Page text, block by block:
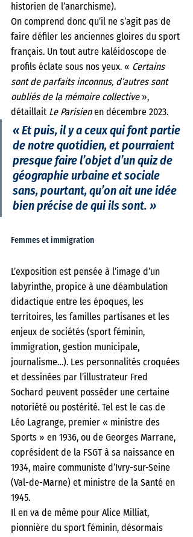
historien de l’anarchisme).
On comprend donc qu’il ne s’agit pas de
faire défiler les anciennes gloires du sport
français. Un tout autre kaléidoscope de
profils éclate sous nos yeux. « Certains
sont de parfaits inconnus, d’autres sont
oubliés de la mémoire collective »,
détaillait Le Parisien en décembre 2023.
« Et puis, il y a ceux qui font partie
de notre quotidien, et pourraient
presque faire l’objet d’un quiz de
géographie urbaine et sociale
sans, pourtant, qu’on ait une idée
bien précise de qui ils sont. »
Femmes et immigration
L’exposition est pensée à l’image d’un
labyrinthe, propice à une déambulation
didactique entre les époques, les
territoires, les familles partisanes et les
enjeux de sociétés (sport féminin,
immigration, gestion municipale,
journalisme…). Les personnalités croquées
et dessinées par l’illustrateur Fred
Sochard peuvent posséder une certaine
notoriété ou postérité. Tel est le cas de
Léo Lagrange, premier « ministre des
Sports » en 1936, ou de Georges Marrane,
coprésident de la FSGT à sa naissance en
1934, maire communiste d’Ivry-sur-Seine
(Val-de-Marne) et ministre de la Santé en
1945.
Il en va de même pour Alice Milliat,
pionnière du sport féminin, désormais